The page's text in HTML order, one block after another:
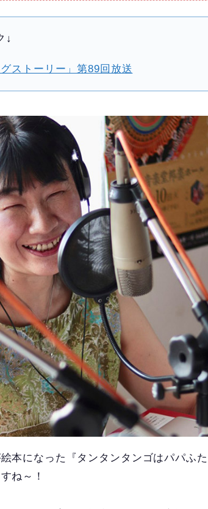
↓
ストーリー」第89回放送
本になった『タンタンタンゴはパパふ
ね～！